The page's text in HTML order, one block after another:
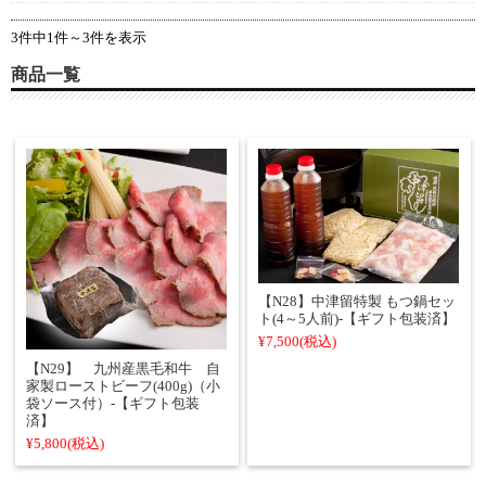
3件中1件～3件を表示
商品一覧
【N29】 九州産黒毛和牛 自
家製ローストビーフ(400g)（小
袋ソース付）-【ギフト包装
済】
¥5,800(税込)
【N28】中津留特製 もつ鍋セッ
ト(4～5人前)-【ギフト包装済】
¥7,500(税込)